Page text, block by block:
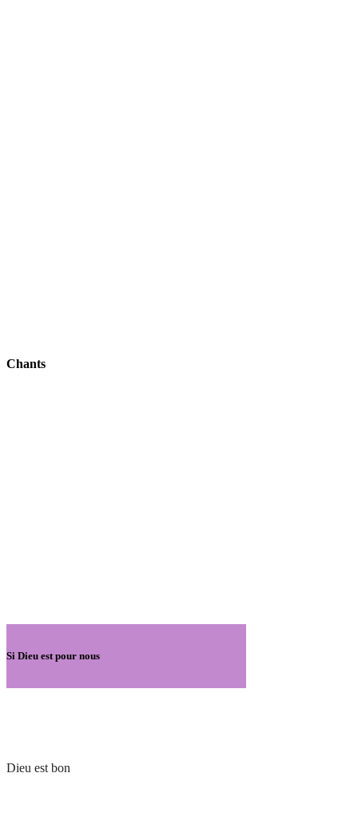
Chants
Si Dieu est pour nous
Dieu est bon